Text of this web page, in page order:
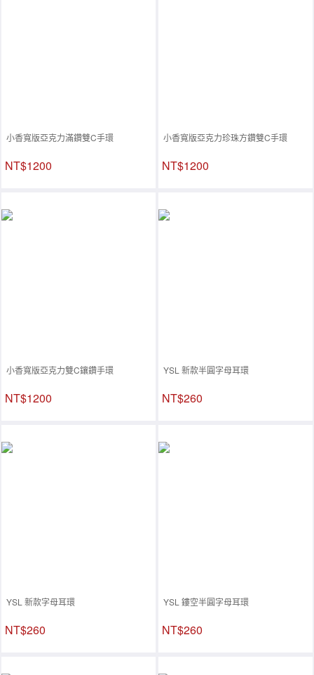
小香寬版亞克力滿鑽雙C手環
NT$1200
小香寬版亞克力珍珠方鑽雙C手環
NT$1200
小香寬版亞克力雙C鑲鑽手環
NT$1200
YSL 新款半圓字母耳環
NT$260
YSL 新款字母耳環
NT$260
YSL 鏤空半圓字母耳環
NT$260